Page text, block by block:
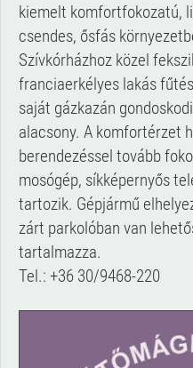
kiemelt komfortfokozatú,
csendes, ősfás
Szívkórházhoz közel
franciaerkélyes lakás
saját gázkazán
alacsony. A komfortérzet
berendezéssel tovább
mosógép, síkképernyős
tartozik. Gépjármű
zárt parkolóban van
tartalmazza.
Tel.: +36 30/9468-220